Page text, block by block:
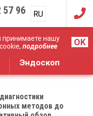
принимаете нашу
подробнее OK
57 96 RU
UA
оборудования
Эндоскоп
методов до